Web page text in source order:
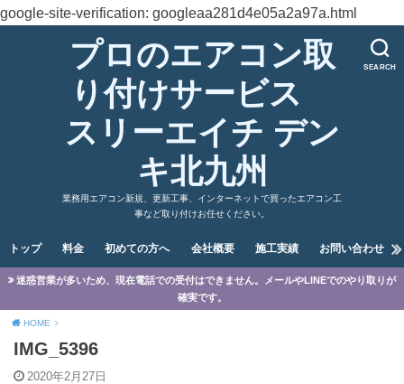
google-site-verification: googleaa281d4e05a2a97a.html
SEARCH
プロのエアコン取
り付けサービス
スリーエイチ デン
キ北九州
業務用エアコン新規、更新工事、インターネットで買ったエアコン工
事など取り付けお任せください。
トップ 料金 初めての方へ 会社概要 施工実績 お問い合わせ
迷惑営業が多いため、現在電話での受付はできません。メールやLINEでのやり取りが
確実です。
HOME
IMG_5396
2020年2月27日